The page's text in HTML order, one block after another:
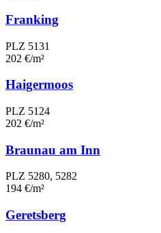
Franking
PLZ 5131
202 €/m²
Haigermoos
PLZ 5124
202 €/m²
Braunau am Inn
PLZ 5280, 5282
194 €/m²
Geretsberg